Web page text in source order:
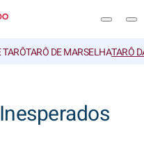
TARÔ DE MARSELHATARÔ